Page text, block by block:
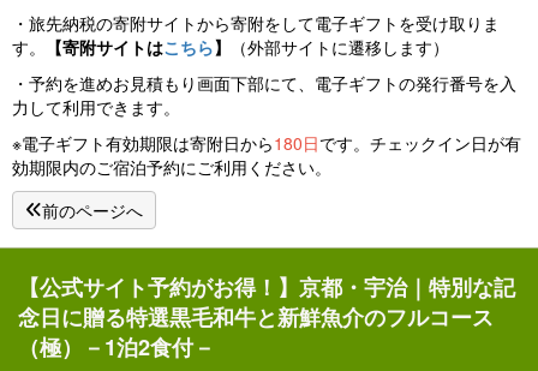
・旅先納税の寄附サイトから寄附をして電子ギフトを受け取りま
す。
【寄附サイトはこちら】
（外部サイトに遷移します）
・予約を進めお見積もり画面下部にて、電子ギフトの発行番号を入
力して利用できます。
※電子ギフト有効期限は寄附日から180日です。チェックイン日が有
効期限内のご宿泊予約にご利用ください。
前のページへ
【公式サイト予約がお得！】京都・宇治｜特別な記
念日に贈る特選黒毛和牛と新鮮魚介のフルコース
（極）－1泊2食付－